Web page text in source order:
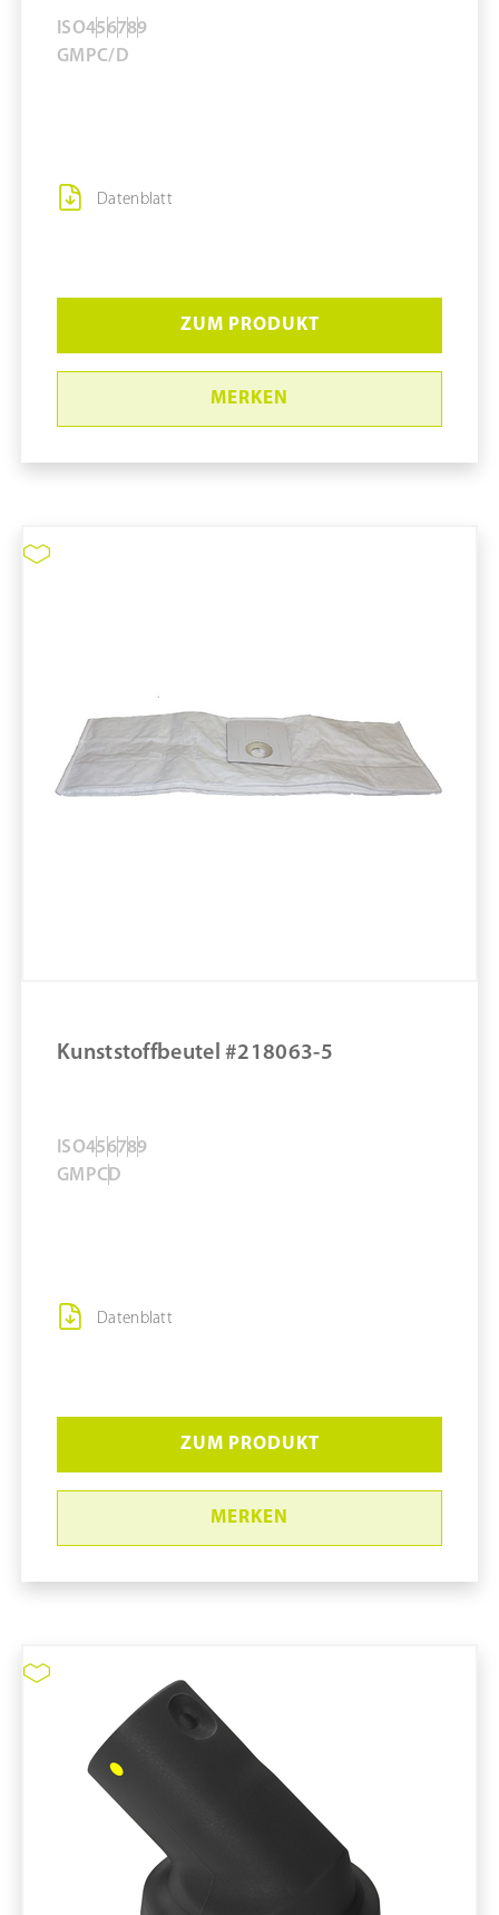
Datenblatt
ISO456789
GMPC/D
ZUM PRODUKT
MERKEN
Marke: Tiger-Vac
Art Staubsaugerkits: Optional
Antistatisch
Kunststoffbeutel #218063-5
Datenblatt
ISO456789
GMPC D
ZUM PRODUKT
MERKEN
pure11 Nr.: 1111128, Marke: Tiger-Vac
Marke: Tiger-Vac
Art Staubsaugerbeutel: Vlies